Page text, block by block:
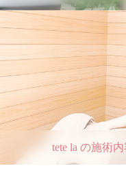
tete la の施術